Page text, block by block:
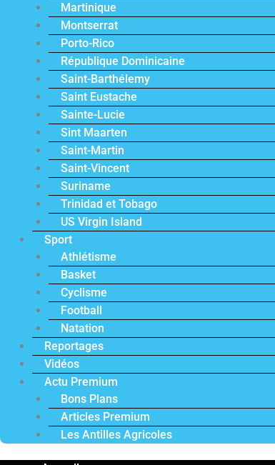
Martinique
Montserrat
Porto-Rico
République Dominicaine
Saint-Barthélemy
Saint Eustache
Sainte-Lucie
Sint Maarten
Saint-Martin
Saint-Vincent
Suriname
Trinidad et Tobago
US Virgin Island
Sport
Athlétisme
Basket
Cyclisme
Football
Natation
Reportages
Vidéos
Actu Premium
Bons Plans
Articles Premium
Les Antilles Agricoles